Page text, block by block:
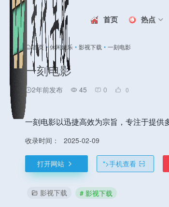
首页 热点
首页 • 休闲娱乐 • 影视下载 • 一刻电影
一刻电影
2年前发布 45 0 0
一刻电影以迅捷高效为宗旨，专注于提供
收录时间： 2025-02-09
打开网站 ">手机查看
影视下载 # 影视下载